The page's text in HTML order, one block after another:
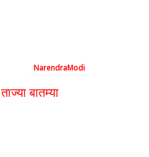
NarendraModi
ताज्या बातम्या